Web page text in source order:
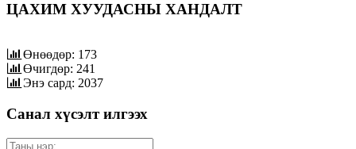
ЦАХИМ ХУУДАСНЫ ХАНДАЛТ
Өнөөдөр: 173
Өчигдөр: 241
Энэ сард: 2037
Санал хүсэлт илгээх